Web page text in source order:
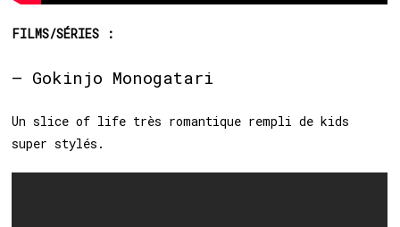
FILMS/SÉRIES :
– Gokinjo Monogatari
Un slice of life très romantique rempli de kids
super stylés.